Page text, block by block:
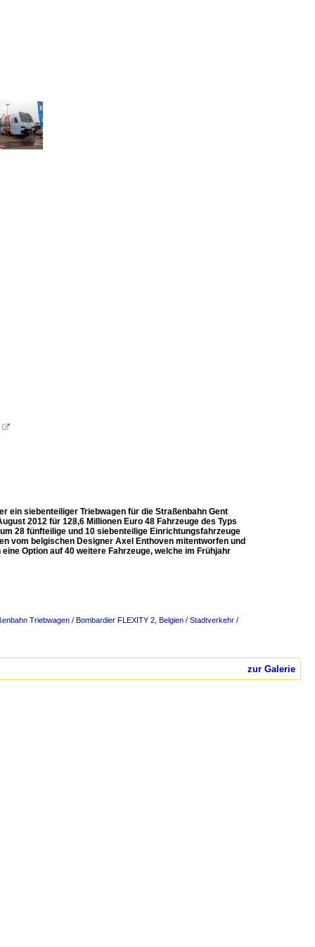

ein siebenteiliger Triebwagen für die Straßenbahn Gent
2012 für 128,6 Millionen Euro 48 Fahrzeuge des Typs
28 fünfteilige und 10 siebenteilige Einrichtungsfahrzeuge
vom belgischen Designer Axel Enthoven mitentworfen und
Option auf 40 weitere Fahrzeuge, welche im Frühjahr
Triebwagen / Bombardier FLEXITY 2 Belgien / Stadtverkehr /
zur Galerie